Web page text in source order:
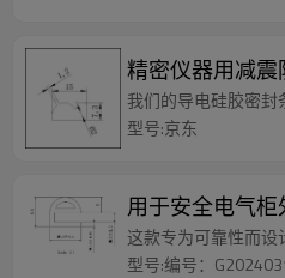
精密仪器用减
我们的导电硅胶密封
型号:京东
用于安全电气
这款专为可靠性而
型号:编号：